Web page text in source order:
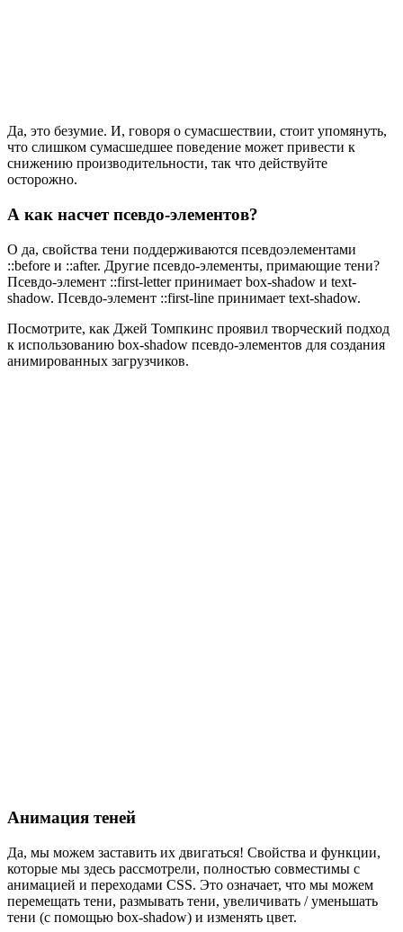
Да, это безумие. И, говоря о сумасшествии, стоит упомянуть,
что слишком сумасшедшее поведение может привести к
снижению производительности, так что действуйте
осторожно.
А как насчет псевдо-элементов?
О да, свойства тени поддерживаются псевдоэлементами
::before и ::after. Другие псевдо-элементы, примающие тени?
Псевдо-элемент ::first-letter принимает box-shadow и text-
shadow. Псевдо-элемент ::first-line принимает text-shadow.
Посмотрите, как Джей Томпкинс проявил творческий подход
к использованию box-shadow псевдо-элементов для создания
анимированных загрузчиков.
Анимация теней
Да, мы можем заставить их двигаться! Свойства и функции,
которые мы здесь рассмотрели, полностью совместимы с
анимацией и переходами CSS. Это означает, что мы можем
перемещать тени, размывать тени, увеличивать / уменьшать
тени (с помощью box-shadow) и изменять цвет.